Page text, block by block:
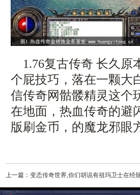
1.76复古传奇 长久原
个屁技巧，落在一颗大
信传奇网骷髅精灵这个
在地面，热血传奇的避
版刷金币，的魔龙邪
上一篇： 变态传奇世界,你们胡说有祖玛卫士在经